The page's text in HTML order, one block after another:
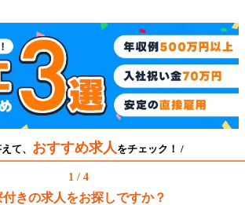
て、 おすすめ求人 をチェック！ /
1 / 4
付きの求人をお探しですか？